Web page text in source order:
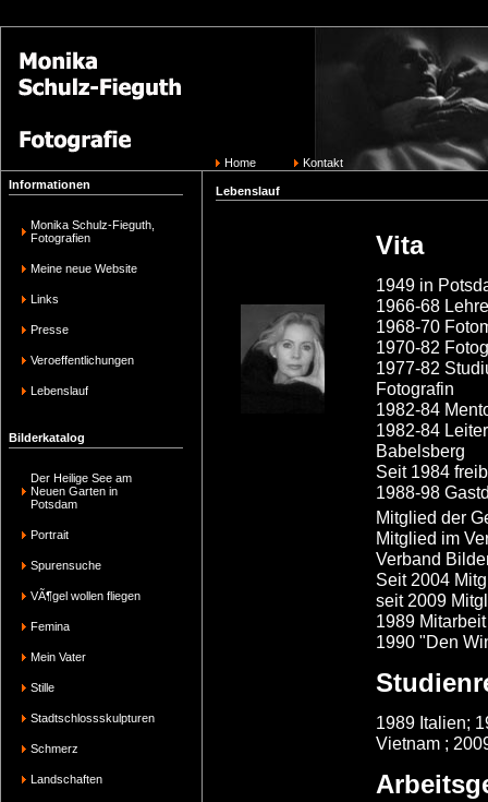
Home
Kontakt
Informationen
Monika Schulz-Fieguth,
Fotografien
Meine neue Website
Links
Presse
Veroeffentlichungen
Lebenslauf
Bilderkatalog
Der Heilige See am
Neuen Garten in
Potsdam
Portrait
Spurensuche
VÃ¶gel wollen fliegen
Femina
Mein Vater
Stille
Stadtschlossskulpturen
Schmerz
Landschaften
Lebenslauf
Vita
1949 in
1966-68
1968-70
1970-82
1977-82
Fotografin
1982-84
1982-84
Babelsberg
Seit 1984
1988-98
Mitglied der
Mitglied im
Verband
Seit 2004
seit 2009
1989
1990 "Den
1989 Italien;
Vietnam ;